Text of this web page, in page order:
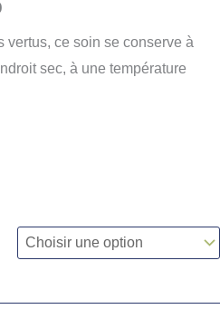
vertus, ce soin se conserve à
sec, à une température